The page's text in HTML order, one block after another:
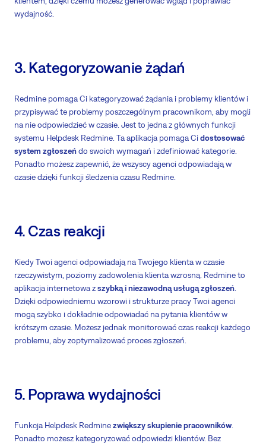
wydajność.
3. Kategoryzowanie żądań
Redmine pomaga Ci kategoryzować żądania i problemy klientów i
przypisywać te problemy poszczególnym pracownikom, aby mogli
na nie odpowiedzieć w czasie. Jest to jedna z głównych funkcji
systemu Helpdesk Redmine. Ta aplikacja pomaga Cidostosować
system zgłoszeńdo swoich wymagań i zdefiniować kategorie.
Ponadto możesz zapewnić, że wszyscy agenci odpowiadają w
czasie dzięki funkcji śledzenia czasu Redmine.
4. Czas reakcji
Kiedy Twoi agenci odpowiadają na Twojego klienta w czasie
rzeczywistym, poziomy zadowolenia klienta wzrosną. Redmine to
aplikacja internetowa zszybką i niezawodną usługą zgłoszeń.
Dzięki odpowiedniemu wzorowi i strukturze pracy Twoi agenci
mogą szybko i dokładnie odpowiadać na pytania klientów w
krótszym czasie. Możesz jednak monitorować czas reakcji każdego
problemu, aby zoptymalizować proces zgłoszeń.
5. Poprawa wydajności
Funkcja Helpdesk Redminezwiększy skupienie pracowników.
Ponadto możesz kategoryzować odpowiedzi klientów. Bez